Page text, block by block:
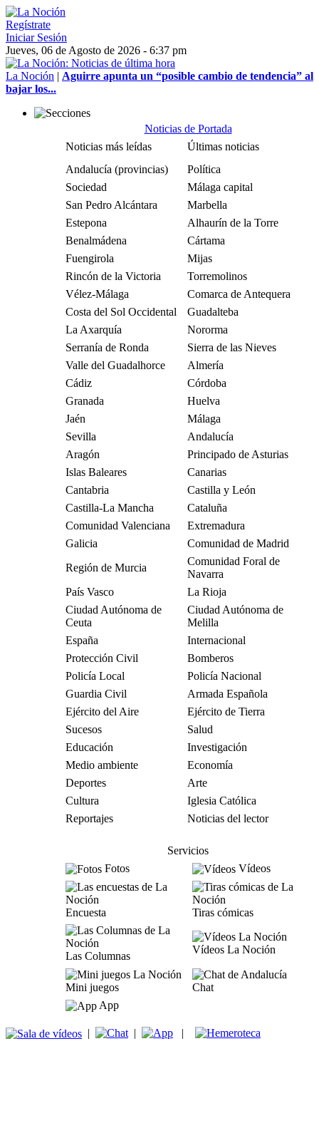
Regístrate
Iniciar Sesión
Jueves, 06 de Agosto de 2026 - 6:37 pm
La Noción | Aguirre apunta un “posible cambio de tendencia” al
bajar los...
Noticias de Portada
Noticias más leídas
Últimas noticias
Andalucía (provincias)
Política
Sociedad
Málaga capital
San Pedro Alcántara
Marbella
Estepona
Alhaurín de la Torre
Benalmádena
Cártama
Fuengirola
Mijas
Rincón de la Victoria
Torremolinos
Vélez-Málaga
Comarca de Antequera
Costa del Sol Occidental
Guadalteba
La Axarquía
Nororma
Serranía de Ronda
Sierra de las Nieves
Valle del Guadalhorce
Almería
Cádiz
Córdoba
Granada
Huelva
Jaén
Málaga
Sevilla
Andalucía
Aragón
Principado de Asturias
Islas Baleares
Canarias
Cantabria
Castilla y León
Castilla-La Mancha
Cataluña
Comunidad Valenciana
Extremadura
Galicia
Comunidad de Madrid
Región de Murcia
Comunidad Foral de
Navarra
País Vasco
La Rioja
Ciudad Autónoma de
Ceuta
Ciudad Autónoma de
Melilla
España
Internacional
Protección Civil
Bomberos
Policía Local
Policía Nacional
Guardia Civil
Armada Española
Ejército del Aire
Ejército de Tierra
Sucesos
Salud
Educación
Investigación
Medio ambiente
Economía
Deportes
Arte
Cultura
Iglesia Católica
Reportajes
Noticias del lector
Servicios
Fotos
Vídeos
Encuesta Tiras cómicas
Las Columnas
Vídeos La Noción
Mini juegos
Chat
App
| | |